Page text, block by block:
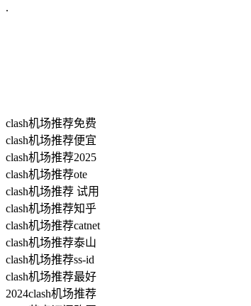
.
clash机场推荐免费
clash机场推荐便宜
clash机场推荐2025
clash机场推荐ote
clash机场推荐 试用
clash机场推荐知乎
clash机场推荐catnet
clash机场推荐泰山
clash机场推荐ss-id
clash机场推荐最好
2024clash机场推荐